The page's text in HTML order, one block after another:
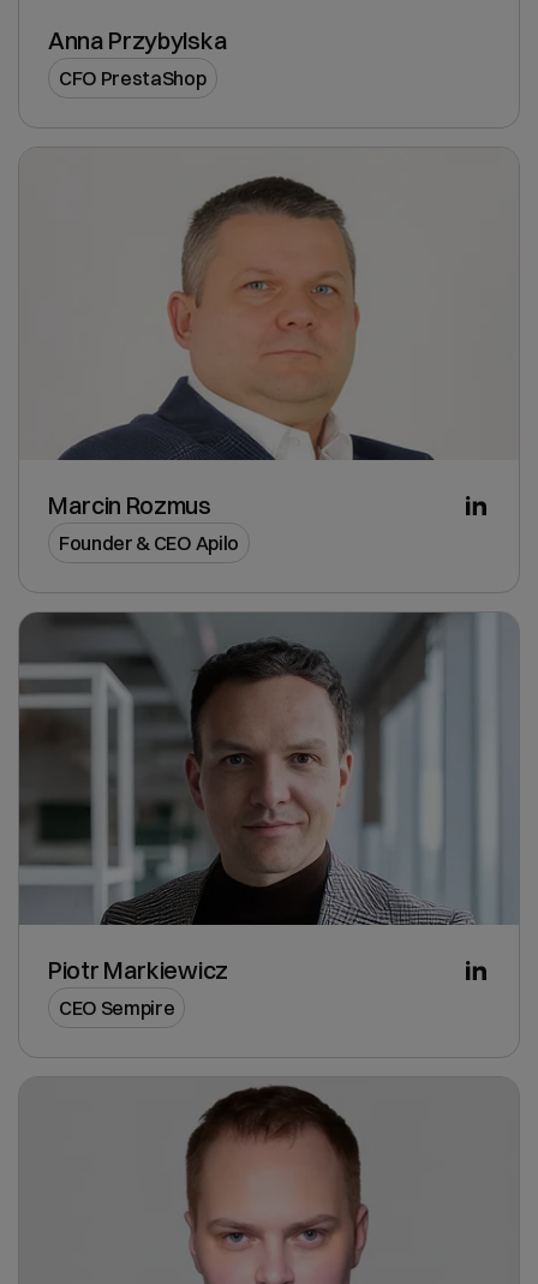
Anna Przybylska
CFO PrestaShop
Marcin Rozmus
Founder & CEO Apilo
Piotr Markiewicz
CEO Sempire